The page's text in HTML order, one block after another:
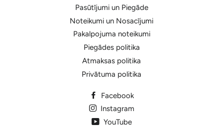
Pasūtījumi un Piegāde
Noteikumi un Nosacījumi
Pakalpojuma noteikumi
Piegādes politika
Atmaksas politika
Privātuma politika
Facebook
Instagram
YouTube